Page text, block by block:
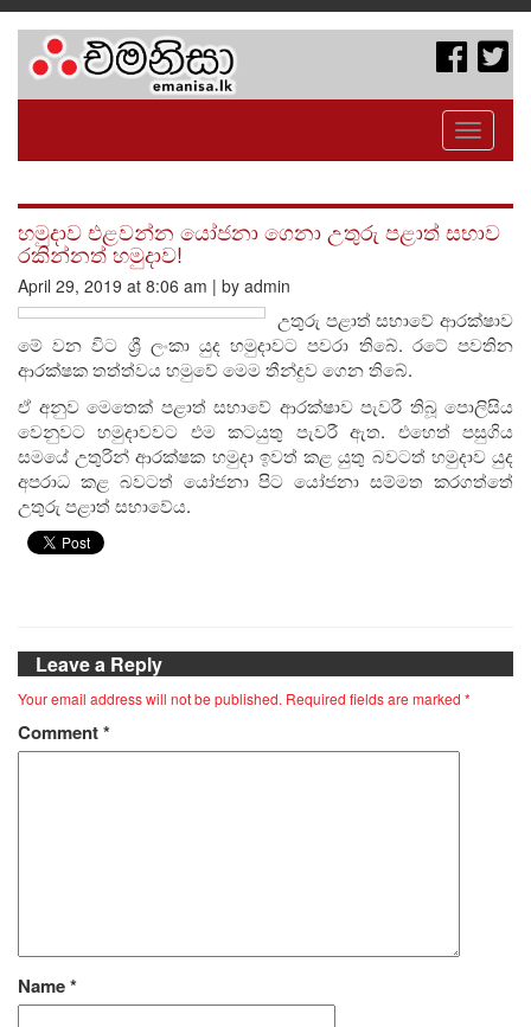
Toggle
හමුදාව එළවන්න යෝජනා ගෙනා උතුරු පළාත් සභාව
රකින්නත් හමුදාව!
April 29, 2019 at 8:06 am | by admin
උතුරු පළාත් සභාවේ ආරක්ෂාව
මේ වන විට ශ්‍රී ලංකා යුද හමුදාවට පවරා තිබේ. රටේ පවතින
ආරක්ෂක තත්ත්වය හමුවේ මෙම තීන්දුව ගෙන තිබේ.
ඒ අනුව මෙතෙක් පළාත් සභාවේ ආරක්ෂාව පැවරී තිබූ පොලිසිය
වෙනුවට හමුදාවවට එම කටයුතු පැවරී ඇත. එහෙත් පසුගිය
සමයේ උතුරින් ආරක්ෂක හමුදා ඉවත් කළ යුතු බවටත් හමුදාව යුද
අපරාධ කළ බවටත් යෝජනා පිට යෝජනා සම්මත කරගත්තේ
උතුරු පළාත් සභාවේය.
Leave a Reply
Your email address will not be published. Required fields are marked *
Comment*
Name*